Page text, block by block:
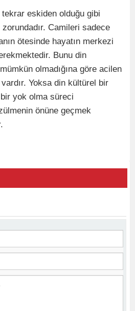
eskiden olduğu gibi
Camileri sadece
ötesinde hayatın merkezi
Bunu din
olmadığına göre acilen
Yoksa din kültürel bir
yok olma süreci
önüne geçmek